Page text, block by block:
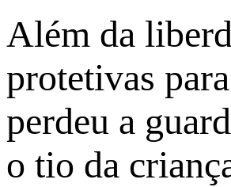
Além da
protetivas
perdeu a
o tio da